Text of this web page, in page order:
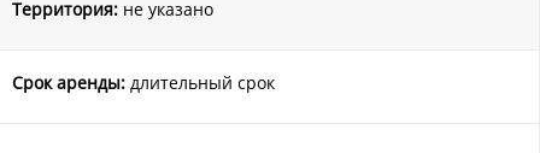
Территория: не указано
Срок аренды: длительный срок